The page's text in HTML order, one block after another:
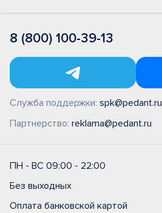
8 (800) 100-39-13
Служба поддержки: spk@pedant.ru
Партнерство: reklama@pedant.ru
ПН - ВС 09:00 - 22:00
Без выходных
Оплата банковской картой